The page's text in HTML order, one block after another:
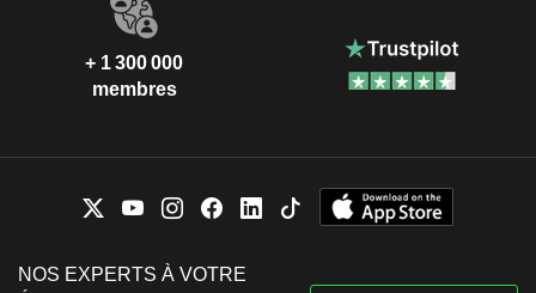
+ 1 300 000
membres
NOS EXPERTS À VOTRE